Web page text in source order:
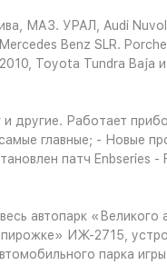
МАЗ. УРАЛ, Audi
Benz SLR.
Toyota Tundra Baja
другие. Работает
главные; - Новые
патч Enbseries
автопарк
ИЖ-2715,
парка